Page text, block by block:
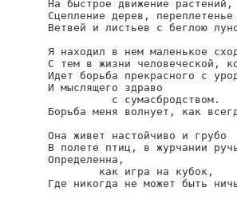
На быстрое движение растений,
Сцепление дерев, переплетенье
Ветвей и листьев с беглою
Я находил в нем маленькое
С тем в жизни человеческой,
Идет борьба прекрасного с
И мыслящего здраво
          с сумасбродством.
Борьба меня волнует, как
Она живет настойчиво и грубо
В полете птиц, в журчании
Определенна,
        как игра на кубок,
Где никогда не может быть